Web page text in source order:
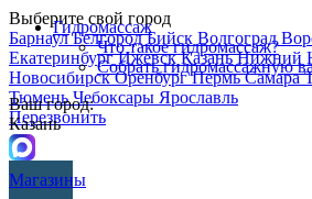
Выберите свой город
БарнаулБелгородБийск Волгоград
ЕкатеринбургИжевскКазаньНижний
НовосибирскОренбургПермьСамара
ТюменьЧебоксары Ярославль
Перезвонить
Гидромассаж
Что такое гидромассаж?
Собрать гидромассажную
Ваш город:
Казань
Магазины